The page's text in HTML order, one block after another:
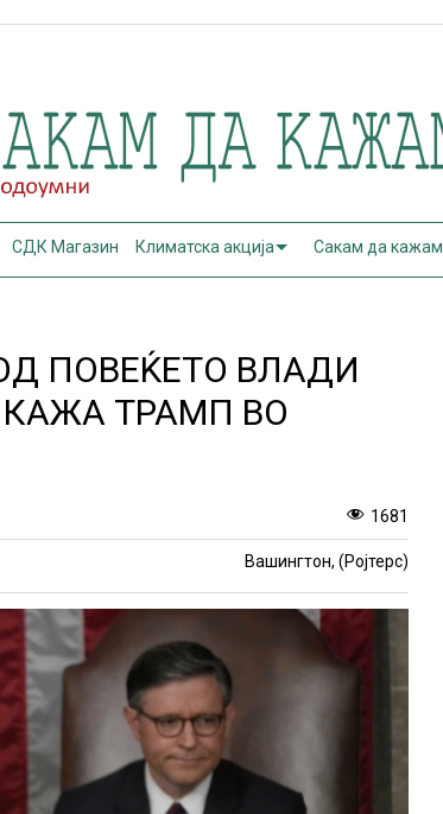
СДК Магазин Климатска акција Сакам да кажам
ПОВЕЌЕТО ВЛАДИ
ТРАМП ВО
1681
Вашингтон, (Ројтерс)